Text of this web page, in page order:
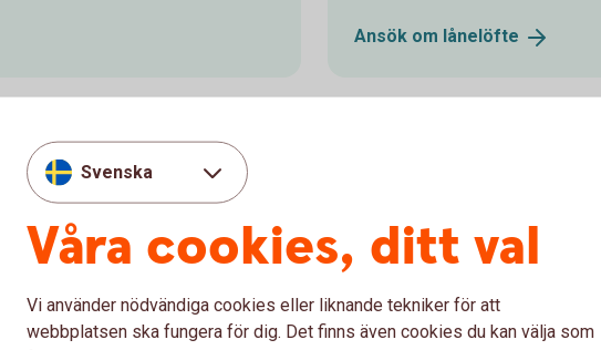
Ansök om lånelöfte
innan du fått pengarna från
din befintliga kanske du behöver hjälp med
din egna försäljning.
Svenska
Våra cookies, ditt val
Vi använder nödvändiga cookies eller liknande tekniker för att
webbplatsen ska fungera för dig. Det finns även cookies du kan välja som